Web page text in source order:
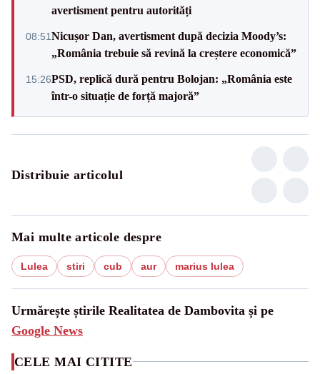
avertisment pentru autorități
08:51Nicușor Dan, avertisment după decizia Moody’s:
„România trebuie să revină la creștere economică”
15:26PSD, replică dură pentru Bolojan: „România este
într-o situație de forță majoră”
Distribuie articolul
Mai multe articole despre
Lulea stiri cub aur marius lulea
Urmărește știrile Realitatea de Dambovita și pe
Google News
CELE MAI CITITE